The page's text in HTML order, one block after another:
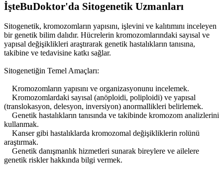
İşteBuDoktor'da Sitogenetik Uzmanları
Sitogenetik, kromozomların yapısını, işlevini ve kalıtımını inceleyen
bir genetik bilim dalıdır. Hücrelerin kromozomlarındaki sayısal ve
yapısal değişiklikleri araştırarak genetik hastalıkların tanısına,
takibine ve tedavisine katkı sağlar.
Sitogenetiğin Temel Amaçları:
Kromozomların yapısını ve organizasyonunu incelemek.
Kromozomlardaki sayısal (anöploidi, poliploidi) ve yapısal
(translokasyon, delesyon, inversiyon) anormallikleri belirlemek.
Genetik hastalıkların tanısında ve takibinde kromozom analizlerini
kullanmak.
Kanser gibi hastalıklarda kromozomal değişikliklerin rolünü
araştırmak.
Genetik danışmanlık hizmetleri sunarak bireylere ve ailelere
genetik riskler hakkında bilgi vermek.